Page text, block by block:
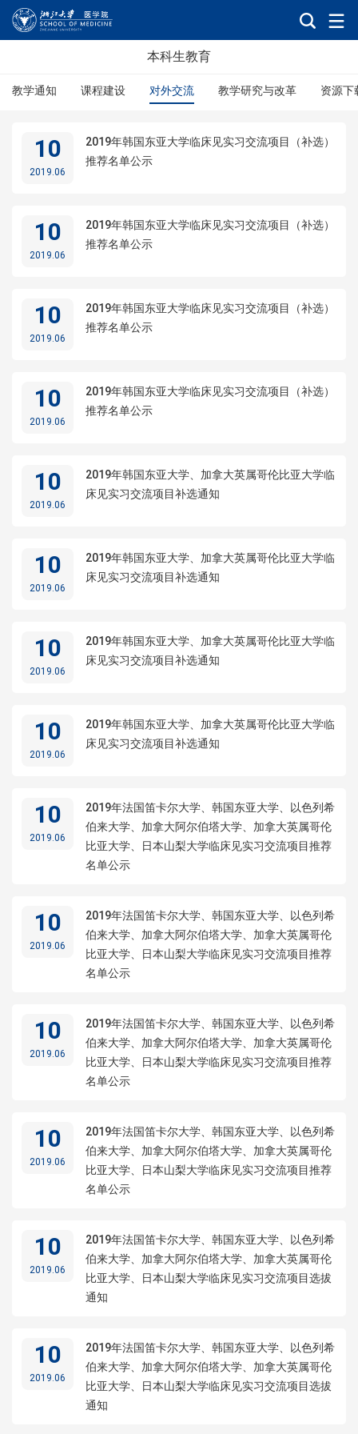
本科生教育
教学通知 课程建设 对外交流 教学研究与改革 资源下
10
2019.06
2019年韩国东亚大学临床见实习交流项目（补选）
推荐名单公示
10
2019.06
2019年韩国东亚大学临床见实习交流项目（补选）
推荐名单公示
10
2019.06
2019年韩国东亚大学临床见实习交流项目（补选）
推荐名单公示
10
2019.06
2019年韩国东亚大学临床见实习交流项目（补选）
推荐名单公示
10
2019.06
2019年韩国东亚大学、加拿大英属哥伦比亚大学临
床见实习交流项目补选通知
10
2019.06
2019年韩国东亚大学、加拿大英属哥伦比亚大学临
床见实习交流项目补选通知
10
2019.06
2019年韩国东亚大学、加拿大英属哥伦比亚大学临
床见实习交流项目补选通知
10
2019.06
2019年韩国东亚大学、加拿大英属哥伦比亚大学临
床见实习交流项目补选通知
10
2019.06
2019年法国笛卡尔大学、韩国东亚大学、以色列希
伯来大学、加拿大阿尔伯塔大学、加拿大英属哥伦
比亚大学、日本山梨大学临床见实习交流项目推荐
名单公示
10
2019.06
2019年法国笛卡尔大学、韩国东亚大学、以色列希
伯来大学、加拿大阿尔伯塔大学、加拿大英属哥伦
比亚大学、日本山梨大学临床见实习交流项目推荐
名单公示
10
2019.06
2019年法国笛卡尔大学、韩国东亚大学、以色列希
伯来大学、加拿大阿尔伯塔大学、加拿大英属哥伦
比亚大学、日本山梨大学临床见实习交流项目推荐
名单公示
10
2019.06
2019年法国笛卡尔大学、韩国东亚大学、以色列希
伯来大学、加拿大阿尔伯塔大学、加拿大英属哥伦
比亚大学、日本山梨大学临床见实习交流项目推荐
名单公示
10
2019.06
2019年法国笛卡尔大学、韩国东亚大学、以色列希
伯来大学、加拿大阿尔伯塔大学、加拿大英属哥伦
比亚大学、日本山梨大学临床见实习交流项目选拔
通知
10
2019.06
2019年法国笛卡尔大学、韩国东亚大学、以色列希
伯来大学、加拿大阿尔伯塔大学、加拿大英属哥伦
比亚大学、日本山梨大学临床见实习交流项目选拔
通知